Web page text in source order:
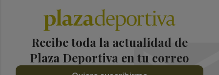
Recibe toda la actualidad de
Plaza Deportiva en tu correo